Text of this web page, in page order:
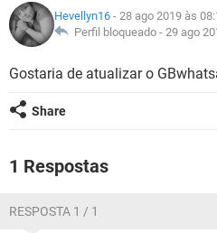
GUIA DE COMPRAS
OUTLOOK
INSTAGRAM
GUIA DE COMPRAS
CELULAR
GUIA DE COMPRAS
GLOSSÁRIO
JOGOS
CELULAR
OUTLOOK
GUIA DE COMPRAS
Hevellyn16 - 28 ago 2019 às
Perfil bloqueado - 29 ago
Gostaria de atualizar o
Share
1 Respostas
RESPOSTA 1 / 1